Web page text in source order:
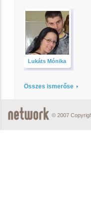
Lukáts Mónika
Összes ismerőse
© 2007